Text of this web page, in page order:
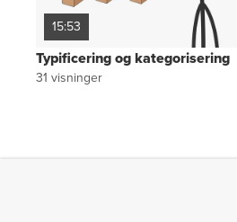
15:53
Typificering og kategorisering
31 visninger